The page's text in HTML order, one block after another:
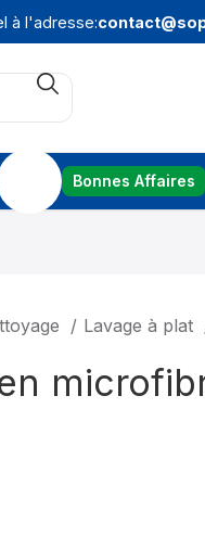
l'adresse:
Bonnes Affaires
Lavage à plat